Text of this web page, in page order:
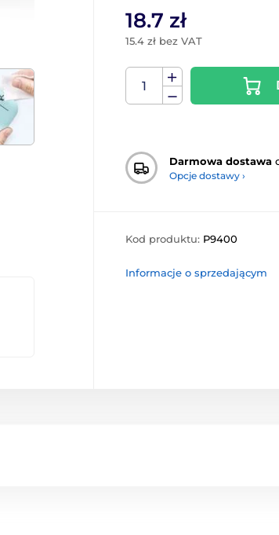
18.7 zł
15.4 zł bez VAT
Darmowa dostawa
Opcje dostawy ›
Kod produktu: P9400
Informacje o sprzedającym